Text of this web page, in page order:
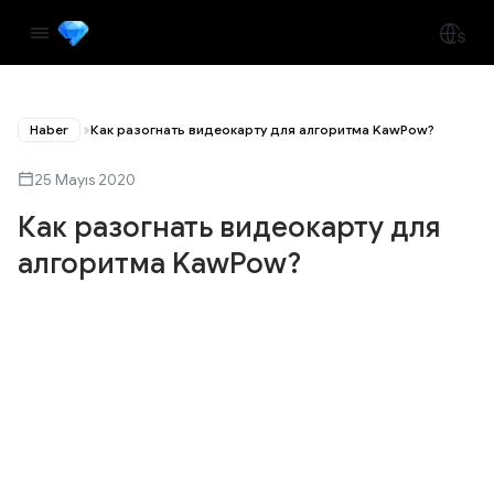
Haber Как разогнать видеокарту для алгоритма KawPow?
25 Mayıs 2020
Как разогнать видеокарту для
алгоритма KawPow?